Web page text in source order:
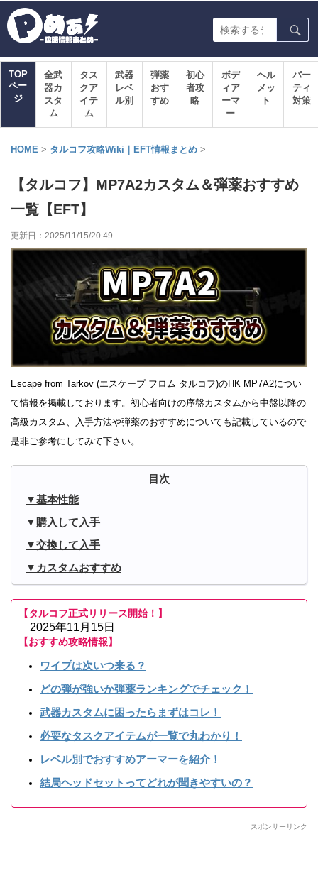
TOP
ペー
ジ
全武
器カ
スタ
ム
タス
クア
イテ
ム
武器
レベ
ル別
弾薬
おす
すめ
初心
者攻
略
ボデ
ィア
ーマ
ー
ヘル
メッ
ト
パー
ティ
対策
HOME > タルコフ攻略Wiki｜EFT情報まとめ >
【タルコフ】MP7A2カスタム＆弾薬おすすめ
一覧【EFT】
更新日： 2025/11/15/20:49
Escape from Tarkov (エスケープ フロム タルコフ)のHK MP7A2につい
て情報を掲載しております。初心者向けの序盤カスタムから中盤以降の
高級カスタム、入手方法や弾薬のおすすめについても記載しているので
是非ご参考にしてみて下さい。
基本性能
購入して入手
交換して入手
カスタムおすすめ
【タルコフ正式リリース開始！】
2025年11月15日
【おすすめ攻略情報】
ワイプは次いつ来る？
どの弾が強いか弾薬ランキングでチェック！
武器カスタムに困ったらまずはコレ！
必要なタスクアイテムが一覧で丸わかり！
レベル別でおすすめアーマーを紹介！
結局ヘッドセットってどれが聞きやすいの？
スポンサーリンク